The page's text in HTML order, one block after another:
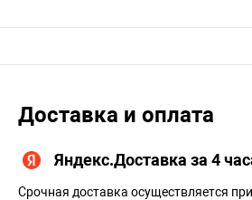
Доставка и оплата
Яндекс.Доставка за 4
Срочная доставка осуществляется